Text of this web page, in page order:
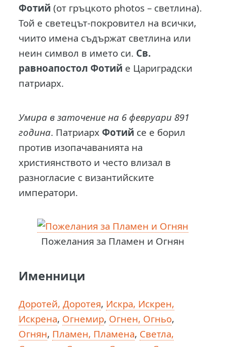
Фотий (от гръцкото photos – светлина).
Той е светецът-покровител на всички,
чиито имена съдържат светлина или
неин символ в името си. Св.
равноапостол Фотий е Цариградски
патриарх.
Умира в заточение на 6 февруари 891
година. ПатриархФотий се е борил
против изопачаванията на
християнството и често влизал в
разногласие с византийските
императори.
Пожелания за Пламен и Огнян
Именници
Доротей, Доротея, Искра, Искрен,
Искрена, Огнемир, Огнен, Огньо,
Огнян, Пламен, Пламена, Светла,